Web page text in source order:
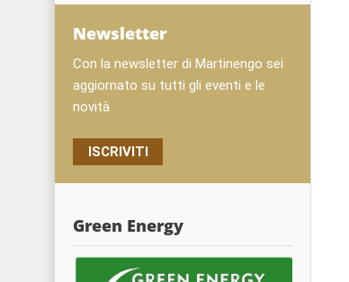
Newsletter
Con la newsletter di Martinengo sei
aggiornato su tutti gli eventi e le
novità
ISCRIVITI
Green Energy